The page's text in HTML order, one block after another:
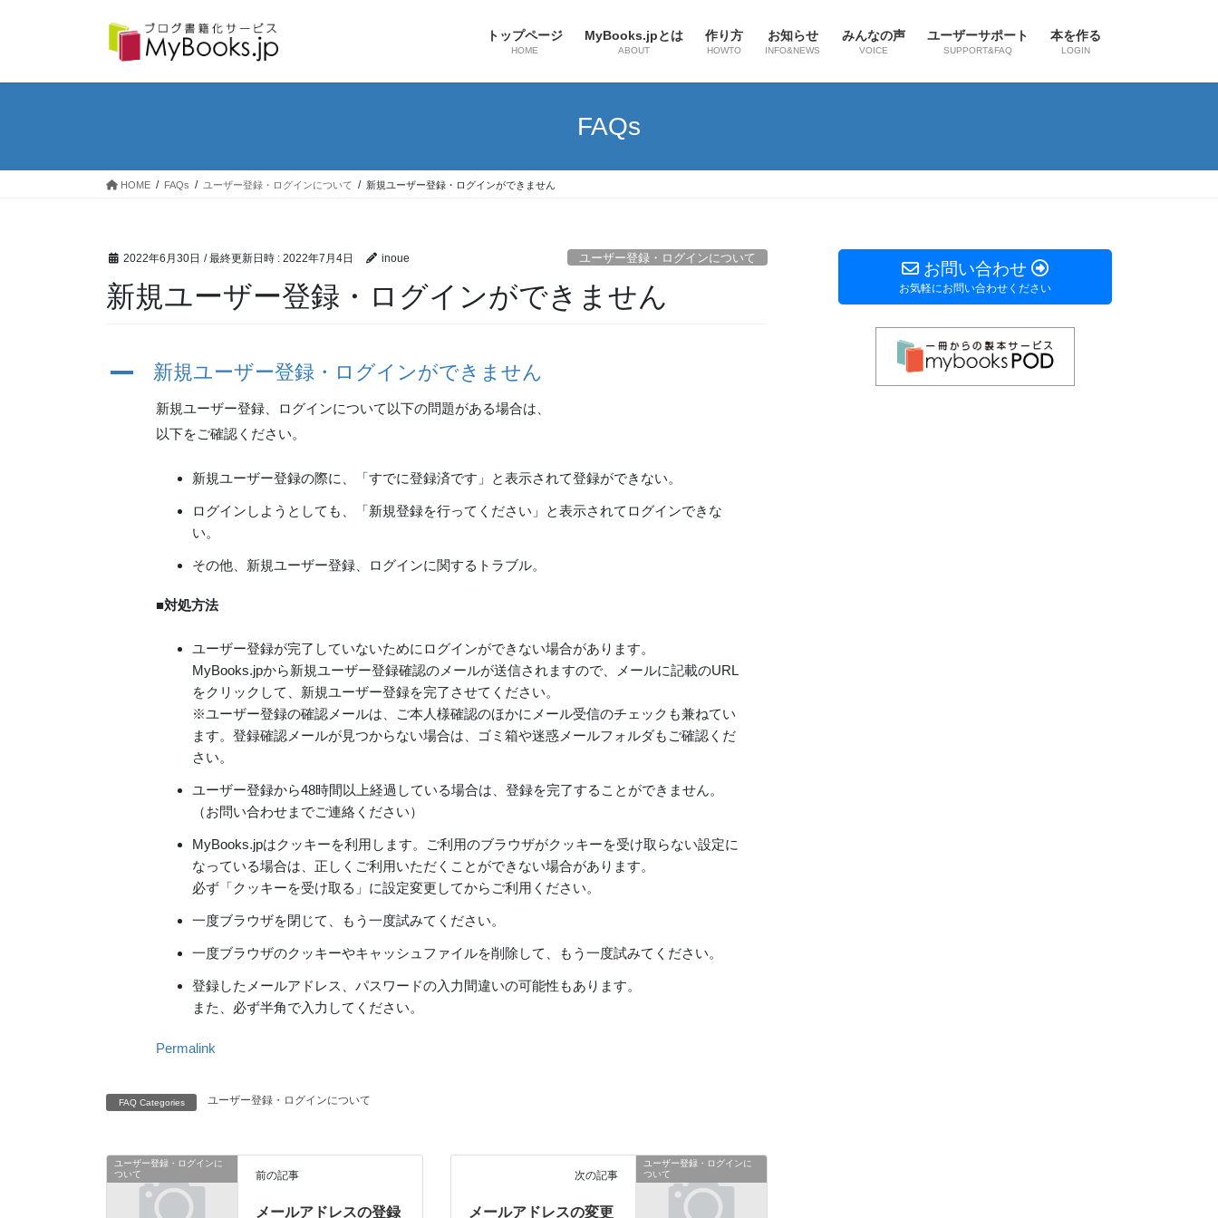
トップページ
HOME
MyBooks.jpとは
ABOUT
作り方
HOWTO
お知らせ
INFO&NEWS
みんなの声
VOICE
ユーザーサポート
SUPPORT&FAQ
本を作る
LOGIN
FAQs
HOME FAQs ユーザー登録・ログインについて 新規ユーザー登録・ログインができません
2022年6月30日 / 最終更新日時 : 2022年7月4日 inoue ユーザー登録・ログインについて
新規ユーザー登録・ログインができません
A 新規ユーザー登録・ログインができません
新規ユーザー登録、ログインについて以下の問題がある場合は、
以下をご確認ください。
新規ユーザー登録の際に、「すでに登録済です」と表示されて登録ができない。
ログインしようとしても、「新規登録を行ってください」と表示されてログインできな
い。
その他、新規ユーザー登録、ログインに関するトラブル。
■対処方法
ユーザー登録が完了していないためにログインができない場合があります。
MyBooks.jpから新規ユーザー登録確認のメールが送信されますので、メールに記載のURL
をクリックして、新規ユーザー登録を完了させてください。
※ユーザー登録の確認メールは、ご本人様確認のほかにメール受信のチェックも兼ねてい
ます。登録確認メールが見つからない場合は、ゴミ箱や迷惑メールフォルダもご確認くだ
さい。
ユーザー登録から48時間以上経過している場合は、登録を完了することができません。
（お問い合わせまでご連絡ください）
MyBooks.jpはクッキーを利用します。ご利用のブラウザがクッキーを受け取らない設定に
なっている場合は、正しくご利用いただくことができない場合があります。
必ず「クッキーを受け取る」に設定変更してからご利用ください。
一度ブラウザを閉じて、もう一度試みてください。
一度ブラウザのクッキーやキャッシュファイルを削除して、もう一度試みてください。
登録したメールアドレス、パスワードの入力間違いの可能性もあります。
また、必ず半角で入力してください。
Permalink
FAQ Categories ユーザー登録・ログインについて
ユーザー登録・ログインに
ついて
前の記事
メールアドレスの登録
ユーザー登録・ログインに
ついて
次の記事
メールアドレスの変更
お問い合わせ
お気軽にお問い合わせください